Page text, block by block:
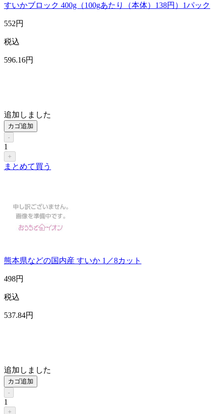
すいかブロック 400g（100gあたり（本体）138円）1パック
552円
税込
596.16円
追加しました
カゴ追加
-
1
+
まとめて買う
熊本県などの国内産 すいか 1／8カット
498円
税込
537.84円
追加しました
カゴ追加
-
1
+